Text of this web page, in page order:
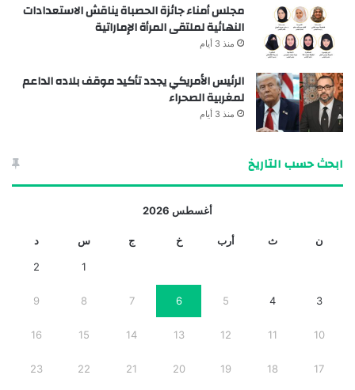
مجلس أمناء جائزة الحصباة يناقش الاستعدادات
النهائية لملتقى المرأة الإماراتية
منذ 3 أيام
الرئيس الأمريكي يجدد تأكيد موقف بلاده الداعم
لمغربية الصحراء
منذ 3 أيام
ابحث حسب التاريخ
أغسطس 2026
ن ث أرب خ ج س د
1
2
3
4
5
6
7
8
9
10
11
12
13
14
15
16
17
18
19
20
21
22
23